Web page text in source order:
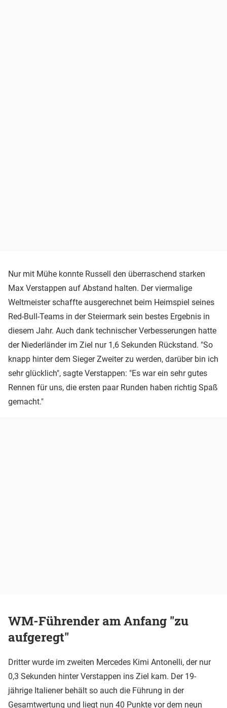
Nur mit Mühe konnte Russell den überraschend starken
Max Verstappen auf Abstand halten. Der viermalige
Weltmeister schaffte ausgerechnet beim Heimspiel seines
Red-Bull-Teams in der Steiermark sein bestes Ergebnis in
diesem Jahr. Auch dank technischer Verbesserungen hatte
der Niederländer im Ziel nur 1,6 Sekunden Rückstand. "So
knapp hinter dem Sieger Zweiter zu werden, darüber bin ich
sehr glücklich", sagte Verstappen: "Es war ein sehr gutes
Rennen für uns, die ersten paar Runden haben richtig Spaß
gemacht."
WM-Führender am Anfang "zu
aufgeregt"
Dritter wurde im zweiten Mercedes Kimi Antonelli, der nur
0,3 Sekunden hinter Verstappen ins Ziel kam. Der 19-
jährige Italiener behält so auch die Führung in der
Gesamtwertung und liegt nun 40 Punkte vor dem neun